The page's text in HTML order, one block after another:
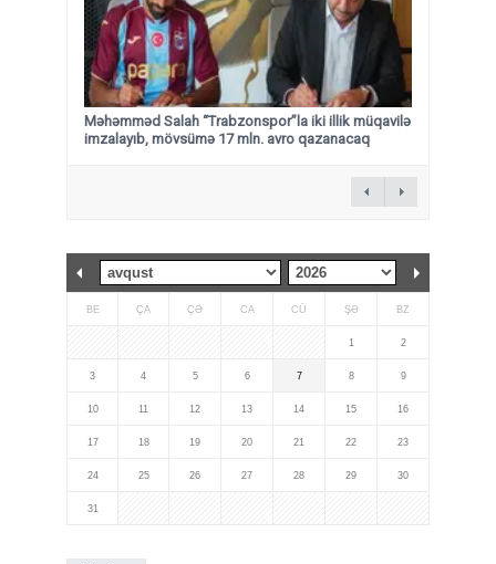
Məhəmməd Salah “Trabzonspor”la iki illik müqavilə
imzalayıb, mövsümə 17 mln. avro qazanacaq
BE ÇA ÇƏ CA CÜ ŞƏ BZ
1 2
3 4 5 6 7 8 9
10 11 12 13 14 15 16
17 18 19 20 21 22 23
24 25 26 27 28 29 30
31